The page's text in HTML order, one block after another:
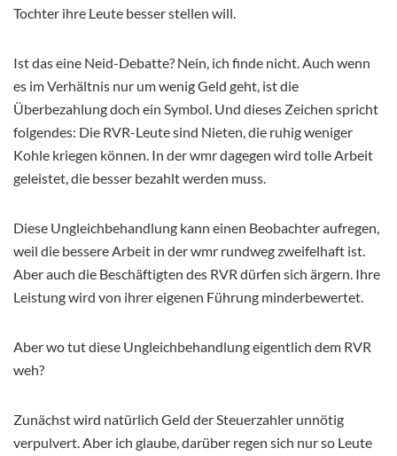
Tochter ihre Leute besser stellen will.
Ist das eine Neid-Debatte? Nein, ich finde nicht. Auch wenn
es im Verhältnis nur um wenig Geld geht, ist die
Überbezahlung doch ein Symbol. Und dieses Zeichen spricht
folgendes: Die RVR-Leute sind Nieten, die ruhig weniger
Kohle kriegen können. In der wmr dagegen wird tolle Arbeit
geleistet, die besser bezahlt werden muss.
Diese Ungleichbehandlung kann einen Beobachter aufregen,
weil die bessere Arbeit in der wmr rundweg zweifelhaft ist.
Aber auch die Beschäftigten des RVR dürfen sich ärgern. Ihre
Leistung wird von ihrer eigenen Führung minderbewertet.
Aber wo tut diese Ungleichbehandlung eigentlich dem RVR
weh?
Zunächst wird natürlich Geld der Steuerzahler unnötig
verpulvert. Aber ich glaube, darüber regen sich nur so Leute